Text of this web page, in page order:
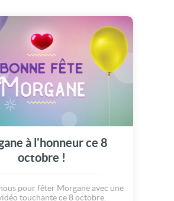
à l'honneur ce 8
octobre !
pour fêter Morgane avec une
touchante ce 8 octobre.